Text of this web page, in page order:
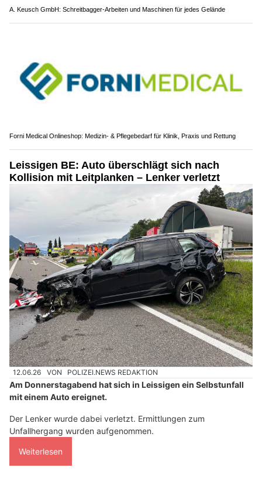
A. Keusch GmbH: Schreitbagger-Arbeiten und Maschinen für jedes Gelände
Forni Medical Onlineshop: Medizin- & Pflegebedarf für Klinik, Praxis und Rettung
Leissigen BE: Auto überschlägt sich nach
Kollision mit Leitplanken – Lenker verletzt
12.06.26 VON POLIZEI.NEWS REDAKTION
Am Donnerstagabend hat sich in Leissigen ein Selbstunfall
mit einem Auto ereignet.
Der Lenker wurde dabei verletzt. Ermittlungen zum
Unfallhergang wurden aufgenommen.
Weiterlesen